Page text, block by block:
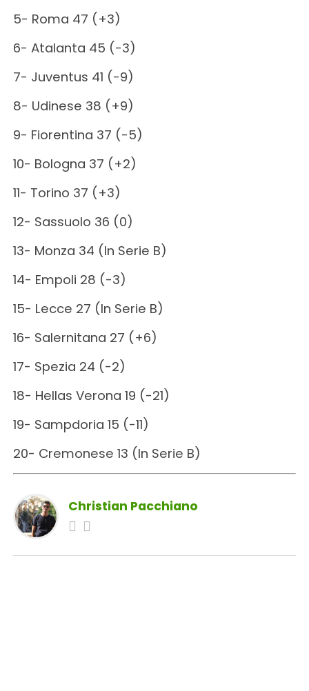
5- Roma 47 (+3)
6- Atalanta 45 (-3)
7- Juventus 41 (-9)
8- Udinese 38 (+9)
9- Fiorentina 37 (-5)
10- Bologna 37 (+2)
11- Torino 37 (+3)
12- Sassuolo 36 (0)
13- Monza 34 (In Serie B)
14- Empoli 28 (-3)
15- Lecce 27 (In Serie B)
16- Salernitana 27 (+6)
17- Spezia 24 (-2)
18- Hellas Verona 19 (-21)
19- Sampdoria 15 (-11)
20- Cremonese 13 (In Serie B)
Christian Pacchiano